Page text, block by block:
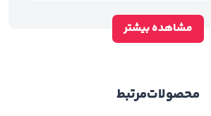
به همین دلیل از انواع
این محصول استفاده می
بیشتر
مرتبط